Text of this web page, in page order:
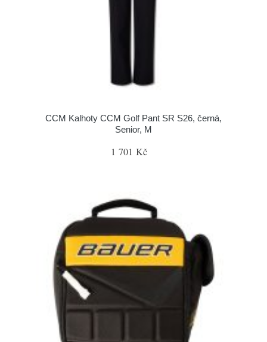
CCM Kalhoty CCM Golf Pant SR S26, černá,
Senior, M
1 701 Kč